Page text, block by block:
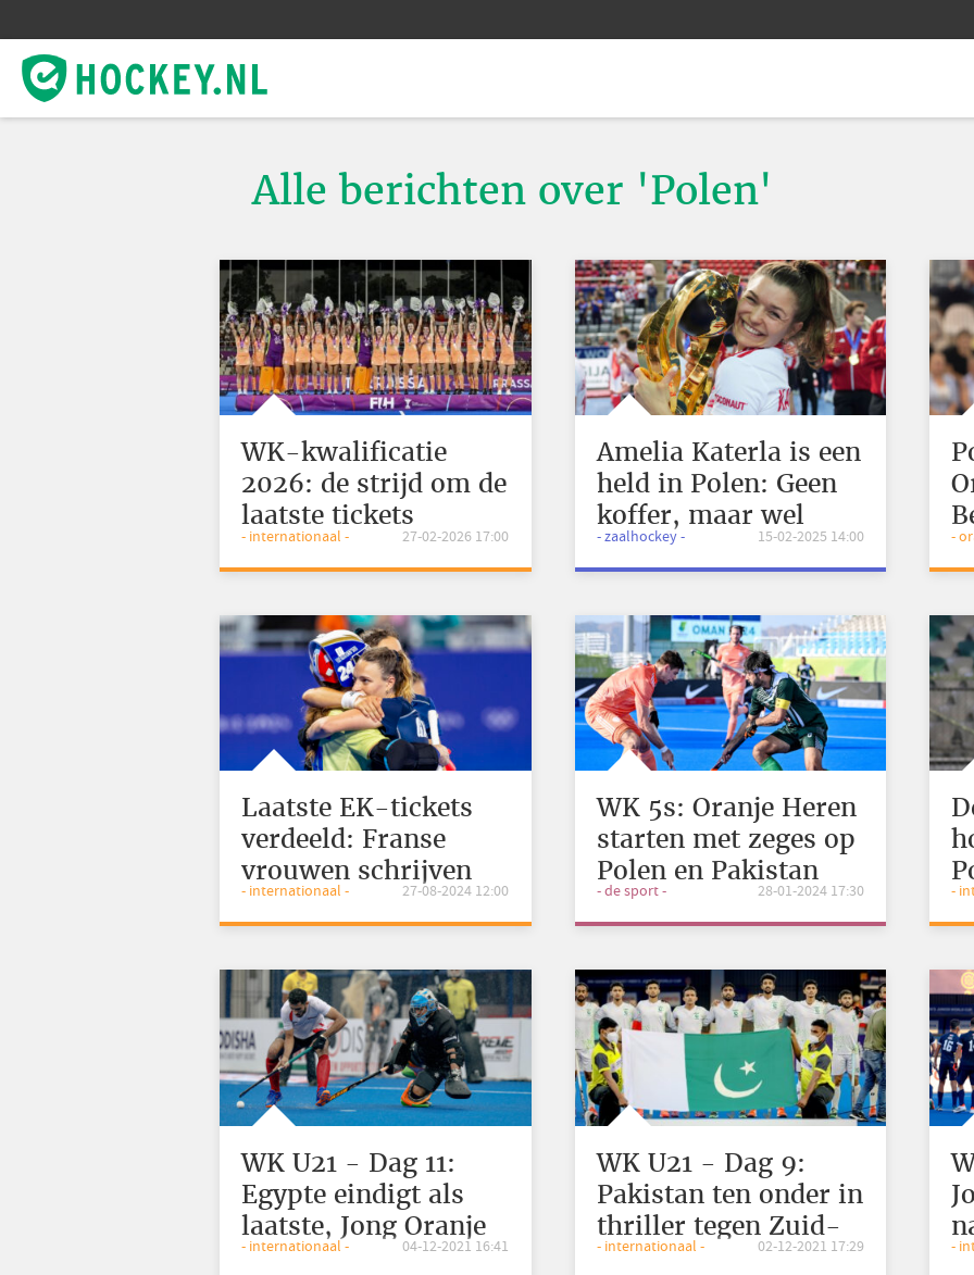
Alle berichten over 'Polen'
WK-kwalificatie
2026: de strijd om de
laatste tickets
- internationaal - 27-02-2026 17:00
Amelia Katerla is een
held in Polen: Geen
koffer, maar wel
goud
- zaalhockey - 15-02-2025 14:00 -
Laatste EK-tickets
verdeeld: Franse
vrouwen schrijven
historie
- internationaal - 27-08-2024 12:00
WK 5s: Oranje Heren
starten met zeges op
Polen en Pakistan
- de sport - 28-01-2024 17:30 -
WK U21 - Dag 11:
Egypte eindigt als
laatste, Jong Oranje
gaat voor plek vijf
- internationaal - 04-12-2021 16:41
WK U21 - Dag 9:
Pakistan ten onder in
thriller tegen Zuid-
Afrika
- internationaal - 02-12-2021 17:29 -